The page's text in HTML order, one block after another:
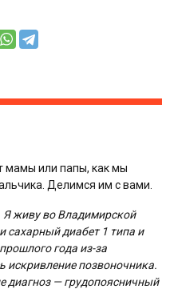
мамы или папы, как мы
Делимся им с вами.
Я живу во Владимирской
сахарный диабет 1 типа и
года из-за
искривление позвоночника.
диагноз — грудопоясничный